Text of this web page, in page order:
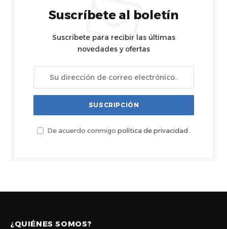
Suscríbete al boletín
Suscríbete para recibir las últimas
novedades y ofertas
De acuerdo conmigo política de privacidad .
¿QUIÉNES SOMOS?